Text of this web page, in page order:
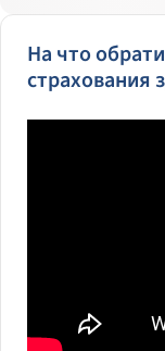
На что
страхования